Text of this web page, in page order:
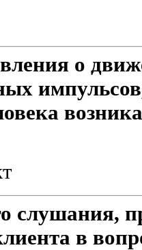
о
слушания,
в